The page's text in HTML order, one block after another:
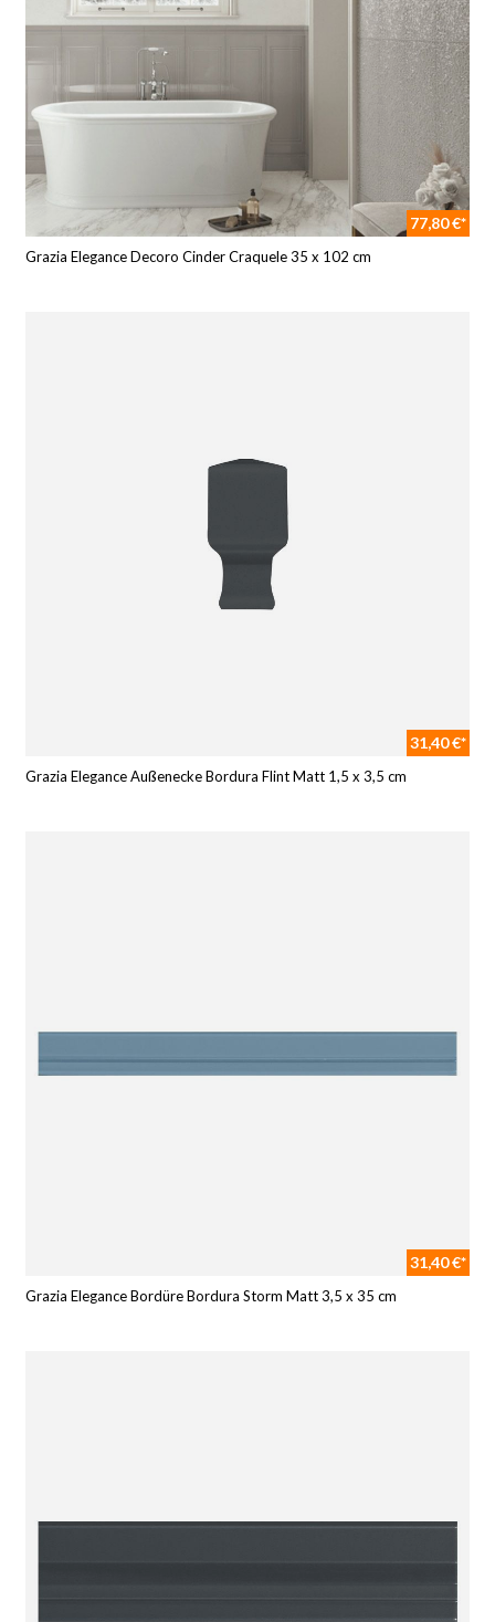
77,80 €*
Grazia Elegance Decoro Cinder Craquele 35 x 102 cm
31,40 €*
Grazia Elegance Außenecke Bordura Flint Matt 1,5 x 3,5 cm
31,40 €*
Grazia Elegance Bordüre Bordura Storm Matt 3,5 x 35 cm